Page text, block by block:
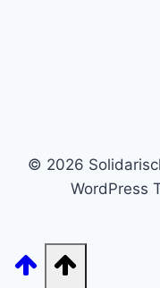
© 2026
WordPress